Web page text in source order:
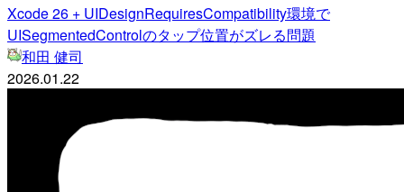
Xcode 26 + UIDesignRequiresCompatibility環境で
UISegmentedControlのタップ位置がズレる問題
和田 健司
2026.01.22